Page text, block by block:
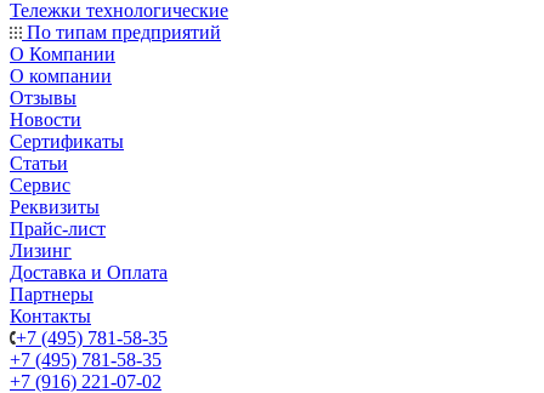
Тележки технологические
По типам предприятий
О Компании
О компании
Отзывы
Новости
Сертификаты
Статьи
Сервис
Реквизиты
Прайс-лист
Лизинг
Доставка и Оплата
Партнеры
Контакты
+7 (495) 781-58-35
+7 (495) 781-58-35
+7 (916) 221-07-02